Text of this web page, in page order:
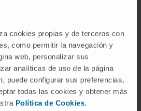
cookies propias y de terceros con
como permitir la navegación y
web, personalizar sus
analíticas de uso de la página
puede configurar sus preferencias,
todas las cookies y obtener más
Política de Cookies.
de Navarra